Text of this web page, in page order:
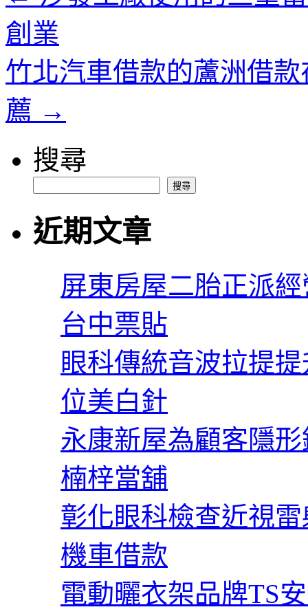
創業
竹北汽車借款的蘆洲借
薦 →
搜尋
搜尋
近期文章
屏東房屋二胎正派
台中票貼
眼科傳統音波拉提
位美白針
永康新屋為顧客隱
楠梓當舖
彰化眼科檢查近視
機車借款
電動曬衣架品牌TS